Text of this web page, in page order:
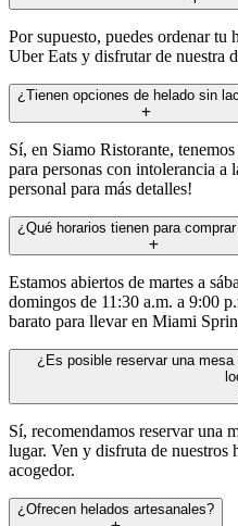
Por supuesto, puedes ordenar tu
Uber Eats y disfrutar de nuestra
¿Tienen opciones de helado sin
Sí, en Siamo Ristorante,
para personas con intolerancia a
personal para más detalles!
¿Qué horarios tienen para
Estamos abiertos de martes a
domingos de 11:30 a.m. a 9:00
barato para llevar en Miami
¿Es posible reservar una
Sí, recomendamos reservar una
lugar. Ven y disfruta de nuestros
acogedor.
¿Ofrecen helados artesanales?